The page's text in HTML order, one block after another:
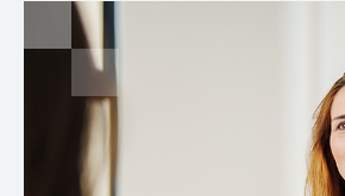
communauté de diplômés,
événements, rencontrez d’autres
et saisissez des belles